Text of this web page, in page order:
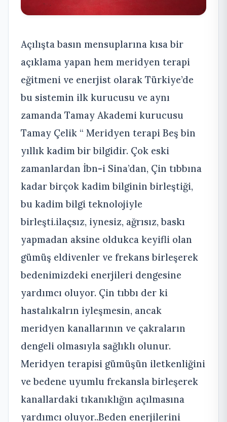
Açılışta basın mensuplarına kısa bir
açıklama yapan hem meridyen terapi
eğitmeni ve enerjist olarak Türkiye’de
bu sistemin ilk kurucusu ve aynı
zamanda Tamay Akademi kurucusu
Tamay Çelik “ Meridyen terapi Beş bin
yıllık kadim bir bilgidir. Çok eski
zamanlardan İbn-i Sina’dan, Çin tıbbına
kadar birçok kadim bilginin birleştiği,
bu kadim bilgi teknolojiyle
birleşti.ilaçsız, iynesiz, ağrısız, baskı
yapmadan aksine oldukca keyifli olan
gümüş eldivenler ve frekans birleşerek
bedenimizdeki enerjileri dengesine
yardımcı oluyor. Çin tıbbı der ki
hastalıkalrın iyleşmesin, ancak
meridyen kanallarının ve çakraların
dengeli olmasıyla sağlıklı olunur.
Meridyen terapisi gümüşün iletkenliğini
ve bedene uyumlu frekansla birleşerek
kanallardaki tıkanıklığın açılmasına
yardımcı oluyor..Beden enerjilerini